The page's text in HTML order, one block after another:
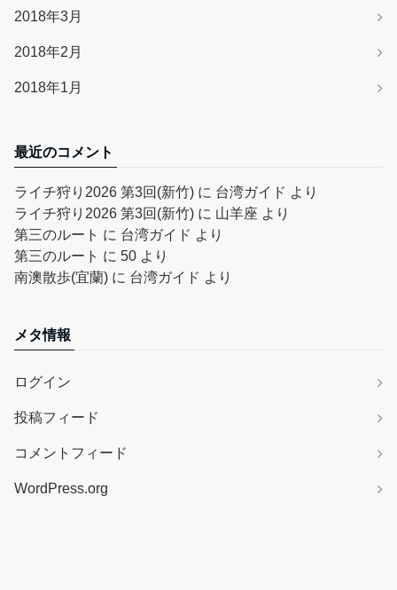
2018年3月
2018年2月
2018年1月
最近のコメント
ライチ狩り2026 第3回(新竹) に 台湾ガイド より
ライチ狩り2026 第3回(新竹) に 山羊座 より
第三のルート に 台湾ガイド より
第三のルート に 50 より
南澳散歩(宜蘭) に 台湾ガイド より
メタ情報
ログイン
投稿フィード
コメントフィード
WordPress.org